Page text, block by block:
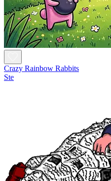
Crazy Rainbow Rabbits
Ste